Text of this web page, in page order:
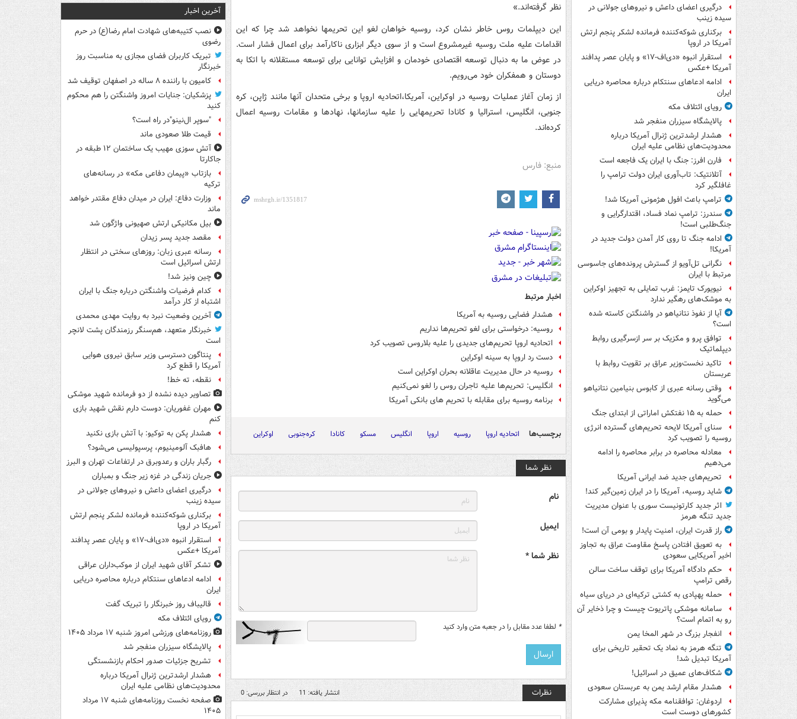
درگیری اعضای داعش و نیروهای جولانی در
سیده زینب
برکناری شوکه‌کننده فرمانده لشکر پنجم ارتش
آمریکا در اروپا
استقرار انبوه «دی‌اف‑۱۷» و پایان عصر پدافند
آمریکا +عکس
ادامه ادعاهای سنتکام درباره محاصره دریایی
ایران
رویای ائتلاف مکه
پالایشگاه سیزران منفجر شد
هشدار ارشدترین ژنرال آمریکا درباره
محدودیت‌های نظامی علیه ایران
فارن افرز: جنگ با ایران یک فاجعه است
آتلانتیک: تاب‌آوری ایران دولت ترامپ را
غافلگیر کرد
ترامپ باعث افول هژمونی آمریکا شد!
سندرز: ترامپ نماد فساد، اقتدارگرایی و
جنگ‌طلبی است!
ادامه جنگ تا روی کار آمدن دولت جدید در
آمریکا!
نگرانی تل‌آویو از گسترش پرونده‌های جاسوسی
مرتبط با ایران
نیویورک تایمز: غرب تمایلی به تجهیز اوکراین
به موشک‌های رهگیر ندارد
آیا از نفوذ نتانیاهو در واشنگتن کاسته شده
است؟
توافق پرو و مکزیک بر سر ازسرگیری روابط
دیپلماتیک
تاکید نخست‌وزیر عراق بر تقویت روابط با
عربستان
وقتی رسانه عبری از کابوس بنیامین نتانیاهو
می‌گوید
حمله به ۱۵ نفتکش‌ اماراتی از ابتدای جنگ
سنای آمریکا لایحه تحریم‌های گسترده انرژی
روسیه را تصویب کرد
معادله محاصره در برابر محاصره را ادامه
می‌دهیم
تحریم‌های جدید ضد ایرانی آمریکا
شاید روسیه، آمریکا را در ایران زمین‌گیر کند!
اثر جدید کارتونیست سوری با عنوان مدیریت
جدید تنگه هرمز
راز قدرت ایران، امنیت پایدار و بومی آن است!
به تعویق افتادن پاسخ مقاومت عراق به تجاوز
اخیر آمریکایی سعودی
حکم دادگاه آمریکا برای توقف ساخت سالن
رقص ترامپ
حمله پهپادی به کشتی ترکیه‌ای در دریای سیاه
سامانه موشکی پاتریوت چیست و چرا ذخایر آن
رو به اتمام است؟
انفجار بزرگ در شهر المخا یمن
تنگه هرمز به نماد یک تحقیر تاریخی برای
آمریکا تبدیل شد!
شکاف‌های عمیق در اسرائیل!
هشدار مقام ارشد یمن به عربستان سعودی
اردوغان: توافقنامه مکه پذیرای مشارکت
کشورهای دوست است
نظر گرفته‌اند.»
این دیپلمات روس خاطر نشان کرد، روسیه خواهان لغو این تحریمها نخواهد شد چرا که این
اقدامات علیه ملت روسیه غیرمشروع است و از سوی دیگر ابزاری ناکارآمد برای اعمال فشار است.
در عوض ما به دنبال توسعه اقتصادی خودمان و افزایش توانایی برای توسعه مستقلانه با اتکا به
دوستان و همفکران خود می‌رویم.
از زمان آغاز عملیات روسیه در اوکراین، آمریکا،اتحادیه اروپا و برخی متحدان آنها مانند ژاپن، کره
جنوبی، انگلیس، استرالیا و کانادا تحریمهایی را علیه سازمانها، نهادها و مقامات روسیه اعمال
کرده‌اند.
منبع: فارس
اخبار مرتبط
هشدار فضایی روسیه به آمریکا
روسیه: درخواستی برای لغو تحریم‌ها نداریم
اتحادیه اروپا تحریم‌های جدیدی را علیه بلاروس تصویب کرد
دست رد اروپا به سینه اوکراین
روسیه در حال مدیریت عاقلانه بحران اوکراین است
انگلیس: تحریم‌ها علیه تاجران روس را لغو نمی‌کنیم
برنامه روسیه برای مقابله با تحریم های بانکی آمریکا
برچسب‌ها اتحادیه اروپا روسیه اروپا انگلیس مسکو کانادا کره‌جنوبی اوکراین
نظر شما
نام
ایمیل
نظر شما *
* لطفا عدد مقابل را در جعبه متن وارد کنید
نظرات انتشار یافته: 11 در انتظار بررسی: 0
آخرین اخبار
نصب کتیبه‌های شهادت امام رضا(ع) در حرم
رضوی
تبریک کاربران فضای مجازی به مناسبت روز
خبرنگار
کامیون با راننده ۸ ساله در اصفهان توقیف شد
پزشکیان: جنایات امروز واشنگتن را هم محکوم
کنید
"سوپر ال‌نینو"در راه است؟
قیمت طلا صعودی ماند
آتش سوزی مهیب یک ساختمان ۱۲ طبقه در
جاکارتا
بازتاب «پیمان دفاعی مکه» در رسانه‌های
ترکیه
وزارت دفاع: ایران در میدان دفاع مقتدر خواهد
ماند
بیل مکانیکی ارتش صهیونی واژگون شد
مقصد جدید پسر زیدان
رسانه عبری زبان: روزهای سختی در انتظار
ارتش اسرائیل است
چین ونیز شد!
کدام فرضیات واشنگتن درباره جنگ با ایران
اشتباه از کار درآمد
آخرین وضعیت نبرد به روایت مهدی محمدی
خبرنگار متعهد، هم‌سنگر رزمندگان پشت لانچر
است
پنتاگون دسترسی وزیر سابق نیروی هوایی
آمریکا را قطع کرد
نقطه، ته خط!
تصاویر دیده‌ نشده از دو فرمانده شهید موشکی
مهران غفوریان: دوست دارم نقش شهید بازی
کنم
هشدار پکن به توکیو: با آتش بازی نکنید
هافبک آلومینیوم، پرسپولیسی می‌شود؟
رگبار باران و رعدوبرق در ارتفاعات تهران و البرز
جریان زندگی در غزه زیر جنگ و بمباران
درگیری اعضای داعش و نیروهای جولانی در
سیده زینب
برکناری شوکه‌کننده فرمانده لشکر پنجم ارتش
آمریکا در اروپا
استقرار انبوه «دی‌اف‑۱۷» و پایان عصر پدافند
آمریکا +عکس
تشکر آقای شهید ایران از موکب‌داران عراقی
ادامه ادعاهای سنتکام درباره محاصره دریایی
ایران
قالیباف روز خبرنگار را تبریک گفت
رویای ائتلاف مکه
روزنامه‌های ورزشی امروز ‌شنبه ۱۷ مرداد ۱۴۰۵
پالایشگاه سیزران منفجر شد
تشریح جزئیات صدور احکام بازنشستگی
هشدار ارشدترین ژنرال آمریکا درباره
محدودیت‌های نظامی علیه ایران
صفحه نخست روزنامه‌های شنبه ۱۷ مرداد
۱۴۰۵